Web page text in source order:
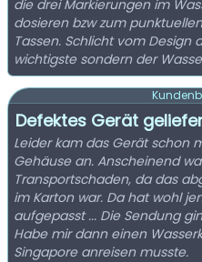
die drei Markierungen im
dosieren bzw zum
Tassen. Schlicht vom Design
wichtigste sondern der
Defektes Gerät
Leider kam das Gerät schon
Gehäuse an. Anscheinend
Transportschaden, da das
im Karton war. Da hat wohl
aufgepasst ... Die Sendung
Habe mir dann einen
Singapore anreisen musste.